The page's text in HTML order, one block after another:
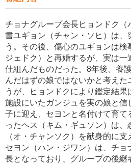
チョナグループ会長ヒョンドク（
書ユギョン（チャン・ソヒ）は、
う。その後、傷心のユギョンは検
ジェドク）と再婚するが、実は
仕組んだものだった。8年後、養
んだはずの娘ではないかと考え
うが、ヒョンドクにより鑑定結果
施設にいたガンジュを実の娘と信
子に迎え、セヨンと名付けて育て
ったヘス（キム・ギュソン）は、
（オ・チャンソク）を献身的に
セヨン（ハン・ジワン）は、チョ
長となっており、グループの後継